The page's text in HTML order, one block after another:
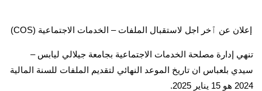
إعلان عن ٱخر اجل لاستقبال الملفات – الخدمات الاجتماعية (COS)
تنهي إدارة مصلحة الخدمات الاجتماعية بجامعة جيلالي ليابس –
سيدي بلعباس ان تاريخ الموعد النهائي لتقديم الملفات للسنة المالية
2024 هو 15 يناير 2025.